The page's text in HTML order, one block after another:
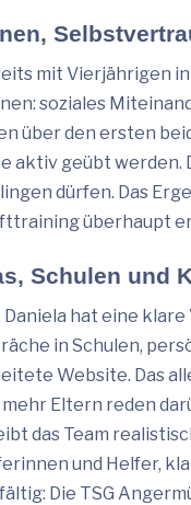
mit Vierjährigen
soziales
über den ersten
aktiv geübt werden.
dürfen. Das
überhaupt
Schulen und
hat eine
in Schulen,
Website. Das
Eltern reden
das Team
und Helfer,
Die TSG